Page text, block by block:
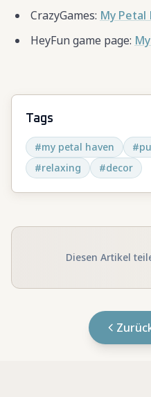
CrazyGames: My Petal
HeyFun game page:
Tags
#my petal haven #
#relaxing #decor
Diesen Artikel